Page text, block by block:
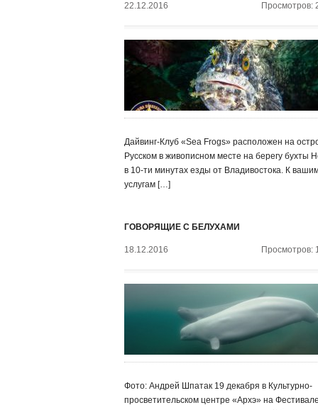
22.12.2016 Просмотров:
Дайвинг-Клуб «Sea Frogs» расположен на
Русском в живописном месте на берегу бухты
в 10-ти минутах езды от Владивостока. К
услугам […]
ГОВОРЯЩИЕ С БЕЛУХАМИ
18.12.2016 Просмотров:
Фото: Андрей Шпатак 19 декабря в Культурно-
просветительском центре «Архэ» на